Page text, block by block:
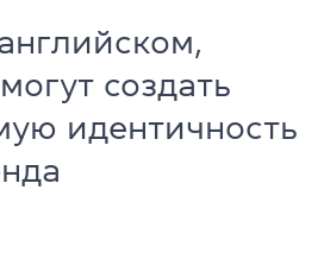
создать
идентичность